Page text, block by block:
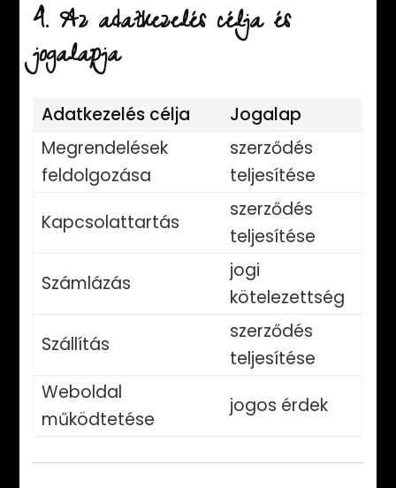
4. Az adatkezelés célja és
jogalapja
Adatkezelés célja
Jogalap
Megrendelések
feldolgozása
szerződés
teljesítése
Kapcsolattartás
szerződés
teljesítése
Számlázás
jogi
kötelezettség
Szállítás
szerződés
teljesítése
Weboldal
működtetése
jogos érdek